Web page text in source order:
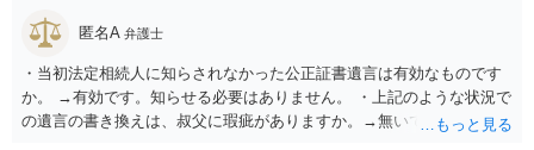
匿名A 弁護士
・当初法定相続人に知らされなかった公正証書遺言は有効なものです
か。 →有効です。知らせる必要はありません。 ・上記のような状況で
の遺言の書き換えは、叔父に瑕疵がありますか。→無いです。 ・分割